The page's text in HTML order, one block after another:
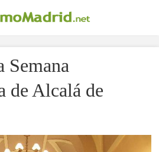
Semana
de Alcalá de